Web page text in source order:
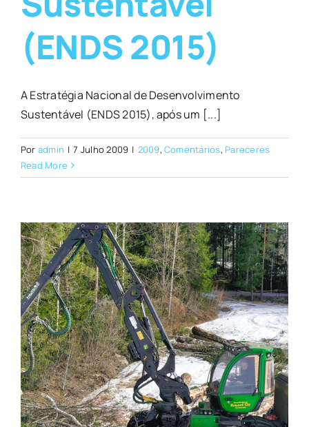
(ENDS 2015)
A Estratégia Nacional de Desenvolvimento
Sustentável (ENDS 2015), após um [...]
Por admin | 7 Julho 2009 | 2009,Comentários, Pareceres
Read More